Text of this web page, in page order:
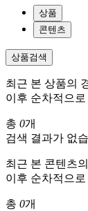
상품
콘텐츠
상품검색
최근 본 상품의
이후 순차적으
총 0개
검색 결과가 없
최근 본 콘텐츠
이후 순차적으
총 0개